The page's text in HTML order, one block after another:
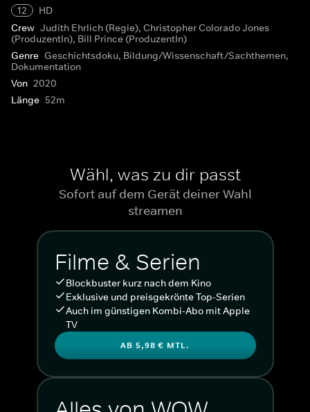
12
HD
Crew Judith Ehrlich (Regie), Christopher Colorado Jones
(ProduzentIn), Bill Prince (ProduzentIn)
Genre Geschichtsdoku, Bildung/Wissenschaft/Sachthemen,
Dokumentation
Von 2020
Länge 52m
Wähl, was zu dir passt
Sofort auf dem Gerät deiner Wahl
streamen
Filme & Serien
Blockbuster kurz nach dem Kino
Exklusive und preisgekrönte Top-Serien
Auch im günstigen Kombi-Abo mit Apple
TV
AB 5,98 € MTL.